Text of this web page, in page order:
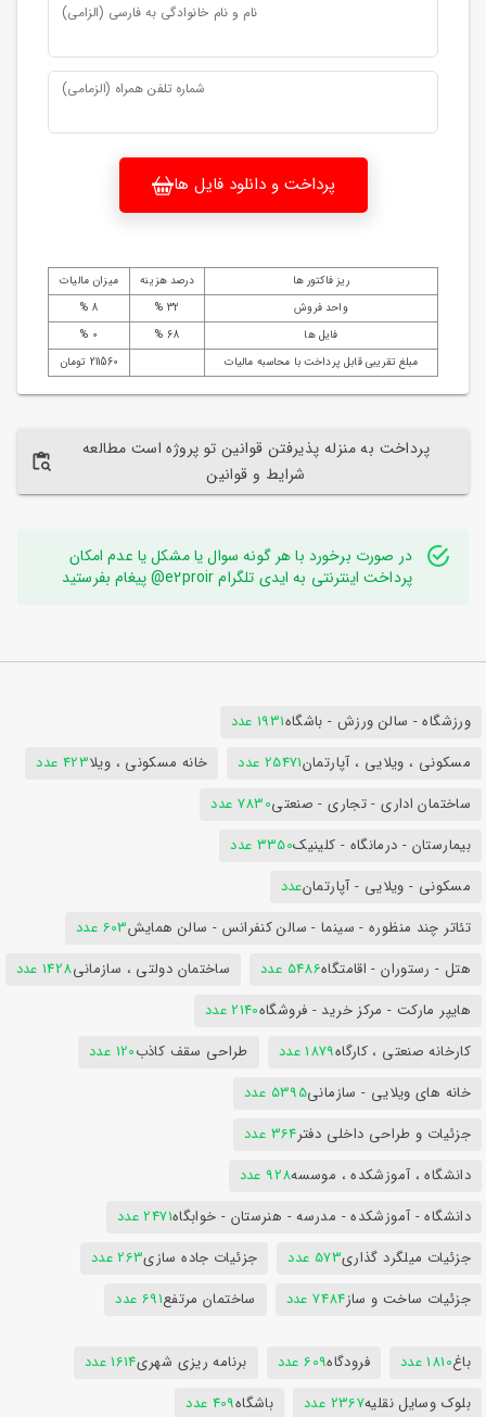
نام و نام خانوادگی به فارسی (الزامی)
شماره تلفن همراه (الزمامی)
پرداخت و دانلود فایل ها
ریز فاکتور ها درصد هزینه
میزان مالیات
واحد فروش
32 %
8 %
فایل ها
68 %
0 %
مبلغ تقریبی قابل پرداخت با محاسبه مالیات
211560 تومان
پرداخت به منزله پذیرفتن قوانین تو پروژه است مطالعه
شرایط و قوانین
در صورت برخورد با هر گونه سوال یا مشکل یا عدم امکان
پرداخت اینترنتی به ایدی تلگرام e2proir@ پیغام بفرستید
ورزشگاه - سالن ورزش - باشگاه1931 عدد
مسکونی ، ویلایی ، آپارتمان25471 عدد خانه مسکونی ، ویلا423 عدد
ساختمان اداری - تجاری - صنعتی7830 عدد
بیمارستان - درمانگاه - کلینیک3350 عدد
مسکونی - ویلایی - آپارتمانعدد
تئاتر چند منظوره - سینما - سالن کنفرانس - سالن همایش603 عدد
هتل - رستوران - اقامتگاه5486 عدد ساختمان دولتی ، سازمانی1428 عدد
هایپر مارکت - مرکز خرید - فروشگاه2140 عدد
کارخانه صنعتی ، کارگاه1879 عدد طراحی سقف کاذب120 عدد
خانه های ویلایی - سازمانی5395 عدد
جزئیات و طراحی داخلی دفتر364 عدد
دانشگاه ، آموزشکده ، موسسه928 عدد
دانشگاه - آموزشکده - مدرسه - هنرستان - خوابگاه2471 عدد
جزئیات میلگرد گذاری573 عدد جزئیات جاده سازی263 عدد
جزئیات ساخت و ساز7484 عدد ساختمان مرتفع691 عدد
باغ1810 عدد فرودگاه609 عدد برنامه ریزی شهری1614 عدد
بلوک وسایل نقلیه2367 عدد باشگاه409 عدد